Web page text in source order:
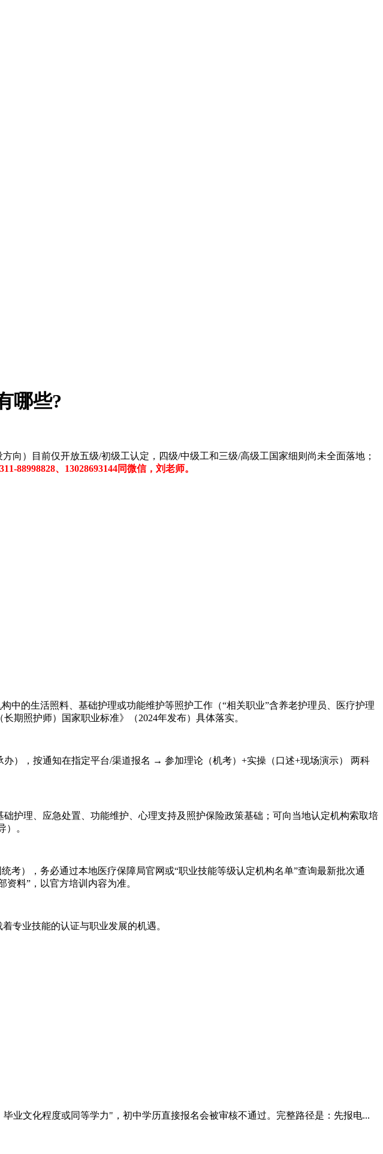
哪些?
向）目前仅开放五级/初级工认定，四级/中级工和三级/高级工国家细则尚未全面落地；
88998828、13028693144同微信，刘老师。
中的生活照料、基础护理或功能维护等照护工作‌（“相关职业”含养老护理员、医疗护理
期照护师）国家职业标准》（2024年发布）具体落实。
），按通知在指定平台/渠道报名 → 参加‌理论（机考）+实操（口述+现场演示）‌ 两科
护理、应急处置、功能维护、心理支持及照护保险政策基础；可向当地认定机构索取培
。‌‌
考），务必通过‌本地医疗保障局官网‌或“职业技能等级认定机构名单”查询最新批次通
料”，以官方培训内容为准。‌‌
专业技能的认证与职业发展的机遇。
文化程度或同等学力"，初中学历直接报名会被审核不通过。完整路径是：先报电...